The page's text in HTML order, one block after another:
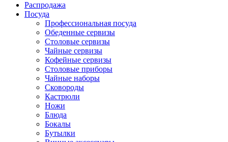
Распродажа
Посуда
Профессиональная посуда
Обеденные сервизы
Столовые сервизы
Чайные сервизы
Кофейные сервизы
Столовые приборы
Чайные наборы
Сковороды
Кастрюли
Ножи
Блюда
Бокалы
Бутылки